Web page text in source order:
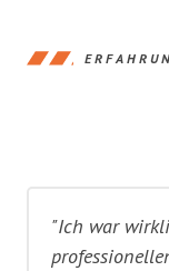
"Ich war